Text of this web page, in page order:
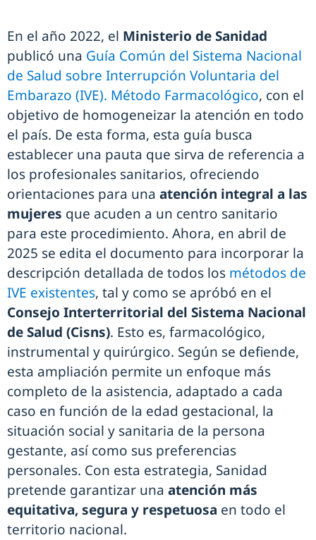
En el año 2022, el Ministerio de Sanidad
publicó una Guía Común del Sistema Nacional
de Salud sobre Interrupción Voluntaria del
Embarazo (IVE). Método Farmacológico, con el
objetivo de homogeneizar la atención en todo
el país. De esta forma, esta guía busca
establecer una pauta que sirva de referencia a
los profesionales sanitarios, ofreciendo
orientaciones para una atención integral a las
mujeres que acuden a un centro sanitario
para este procedimiento. Ahora, en abril de
2025 se edita el documento para incorporar la
descripción detallada de todos los métodos de
IVE existentes, tal y como se apróbó en el
Consejo Interterritorial del Sistema Nacional
de Salud (Cisns). Esto es, farmacológico,
instrumental y quirúrgico. Según se defiende,
esta ampliación permite un enfoque más
completo de la asistencia, adaptado a cada
caso en función de la edad gestacional, la
situación social y sanitaria de la persona
gestante, así como sus preferencias
personales. Con esta estrategia, Sanidad
pretende garantizar una atención más
equitativa, segura y respetuosa en todo el
territorio nacional.